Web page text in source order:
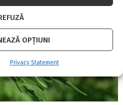
OPȚIUNI
Privacy Statement